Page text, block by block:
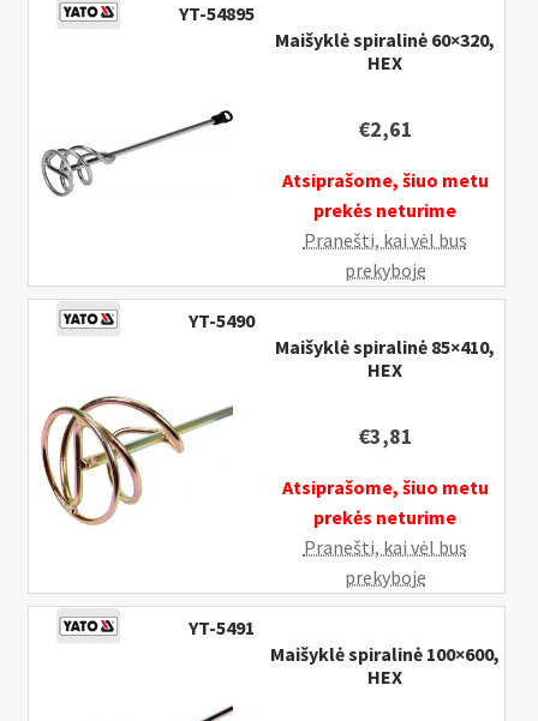
YT-54895
Maišyklė spiralinė 60×320,
HEX
€2,61
Atsiprašome, šiuo metu
prekės neturime
Pranešti, kai vėl bus
prekyboje
YT-5490
Maišyklė spiralinė 85×410,
HEX
€3,81
Atsiprašome, šiuo metu
prekės neturime
Pranešti, kai vėl bus
prekyboje
YT-5491
Maišyklė spiralinė 100×600,
HEX